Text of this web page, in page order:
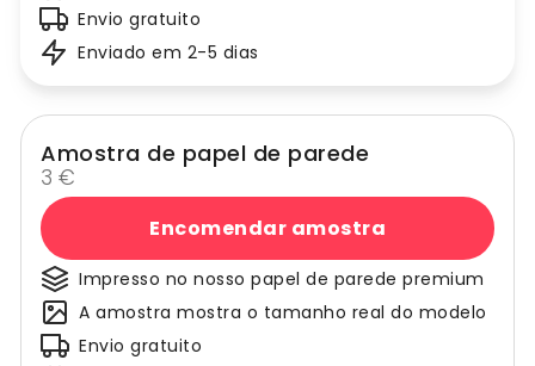
Envio gratuito
Enviado em 2-5 dias
Amostra de papel de parede
3 €
Encomendar amostra
Impresso no nosso papel de parede premium
A amostra mostra o tamanho real do modelo
Envio gratuito